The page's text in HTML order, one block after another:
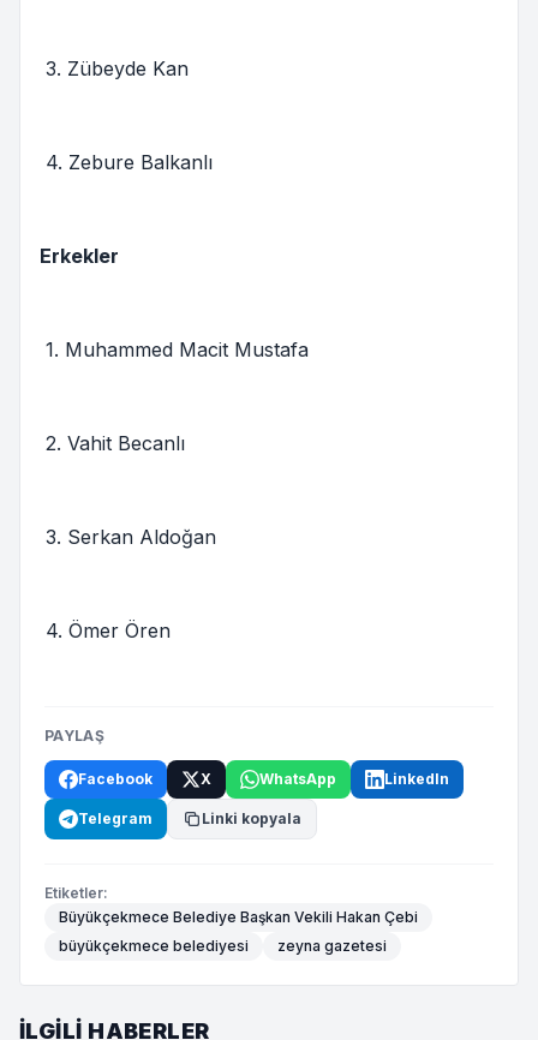
3. Zübeyde Kan
4. Zebure Balkanlı
Erkekler
1. Muhammed Macit Mustafa
2. Vahit Becanlı
3. Serkan Aldoğan
4. Ömer Ören
PAYLAŞ
Facebook X WhatsApp LinkedIn
Telegram Linki kopyala
Etiketler:
Büyükçekmece Belediye Başkan Vekili Hakan Çebi
büyükçekmece belediyesi
zeyna gazetesi
İLGILI HABERLER